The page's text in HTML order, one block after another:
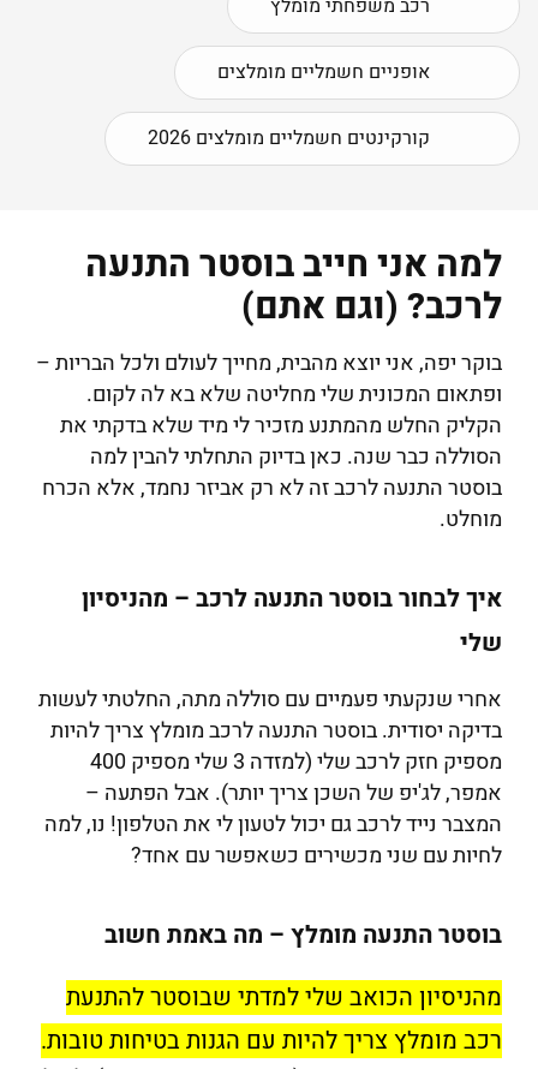
רכב משפחתי מומלץ
אופניים חשמליים מומלצים
קורקינטים חשמליים מומלצים 2026
למה אני חייב בוסטר התנעה
לרכב? (וגם אתם)
בוקר יפה, אני יוצא מהבית, מחייך לעולם ולכל הבריות –
ופתאום המכונית שלי מחליטה שלא בא לה לקום.
הקליק החלש מהמתנע מזכיר לי מיד שלא בדקתי את
הסוללה כבר שנה. כאן בדיוק התחלתי להבין למה
בוסטר התנעה לרכב זה לא רק אביזר נחמד, אלא הכרח
מוחלט.
איך לבחור בוסטר התנעה לרכב – מהניסיון
שלי
אחרי שנקעתי פעמיים עם סוללה מתה, החלטתי לעשות
בדיקה יסודית. בוסטר התנעה לרכב מומלץ צריך להיות
מספיק חזק לרכב שלי (למזדה 3 שלי מספיק 400
אמפר, לג'יפ של השכן צריך יותר). אבל הפתעה –
המצבר נייד לרכב גם יכול לטעון לי את הטלפון! נו, למה
לחיות עם שני מכשירים כשאפשר עם אחד?
בוסטר התנעה מומלץ – מה באמת חשוב
מהניסיון הכואב שלי למדתי שבוסטר להתנעת
רכב מומלץ צריך להיות עם הגנות בטיחות טובות.